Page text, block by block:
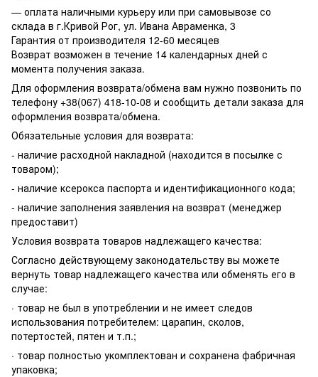
— оплата наличными курьеру или при самовывозе со
склада в г.Кривой Рог, ул. Ивана Авраменка, 3
Гарантия от производителя 12-60 месяцев
Возврат возможен в течение 14 календарных дней с
момента получения заказа.
Для оформления возврата/обмена вам нужно позвонить по
телефону +38(067) 418-10-08 и сообщить детали заказа для
оформления возврата/обмена.
Обязательные условия для возврата:
- наличие расходной накладной (находится в посылке с
товаром);
- наличие ксерокса паспорта и идентификационного кода;
- наличие заполнения заявления на возврат (менеджер
предоставит)
Условия возврата товаров надлежащего качества:
Согласно действующему законодательству вы можете
вернуть товар надлежащего качества или обменять его в
случае:
· товар не был в употреблении и не имеет следов
использования потребителем: царапин, сколов,
потертостей, пятен и т.п.;
· товар полностью укомплектован и сохранена фабричная
упаковка;